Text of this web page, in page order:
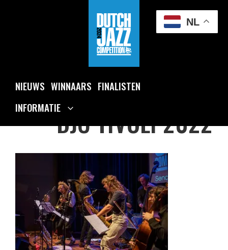
NIEUWS WINNAARS FINALISTEN
INFORMATIEDJC TIVOLI 2022
NL